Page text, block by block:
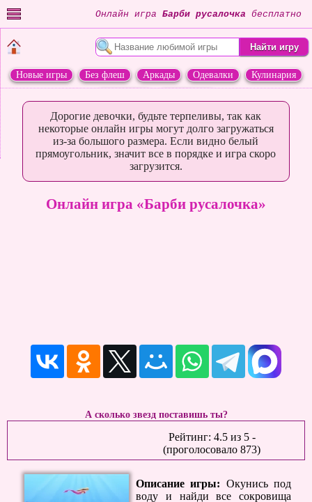
Онлайн игра Барби русалочка бесплатно
Новые игры Без флеш Аркады Одевалки
Кулинария
Дорогие девочки, будьте терпеливы, так как
некоторые онлайн игры могут долго загружаться
из-за большого размера. Если видно белый
прямоугольник, значит все в порядке и игра скоро
загрузится.
Онлайн игра «Барби русалочка»
А сколько звезд поставишь ты?
Рейтинг: 4.5из 5-
(проголосовало 873)
Описание игры: Окунись под
воду и найди все сокровища